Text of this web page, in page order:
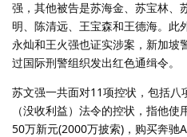
强，其他被告是苏海金、苏宝林、
明、陈清远、王宝森和王德海。此
永灿和王火强也证实涉案，新加坡
过国际刑警组织发出红色通缉令。
苏文强一共面对11项控状，包括八
（没收利益）法令的控状，指他
50万新元(2000万披索)，购买奔驰